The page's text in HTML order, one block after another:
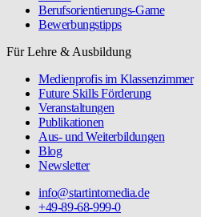
Berufsorientierungs-Game
Bewerbungstipps
Für Lehre & Ausbildung
Medienprofis im Klassenzimmer
Future Skills Förderung
Veranstaltungen
Publikationen
Aus- und Weiterbildungen
Blog
Newsletter
info@startintomedia.de
+49-89-68-999-0